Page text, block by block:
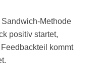
Sandwich-Methode
positiv startet,
kommt